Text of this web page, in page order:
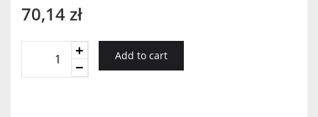
70,14zł
Add to cart